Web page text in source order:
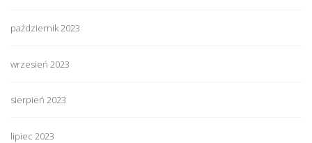
październik 2023
wrzesień 2023
sierpień 2023
lipiec 2023